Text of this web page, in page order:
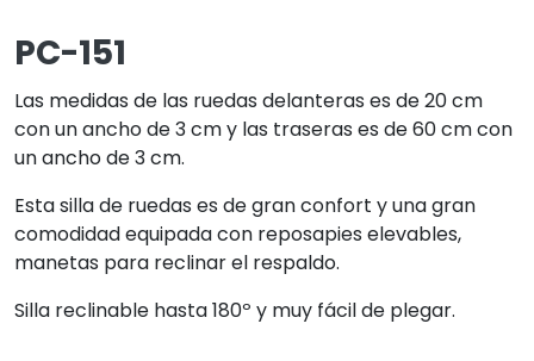
PC-151
Las medidas de las ruedas delanteras es de 20 cm
con un ancho de 3 cm y las traseras es de 60 cm con
un ancho de 3 cm.
Esta silla de ruedas es de gran confort y una gran
comodidad equipada con reposapies elevables,
manetas para reclinar el respaldo.
Silla reclinable hasta 180º y muy fácil de plegar.